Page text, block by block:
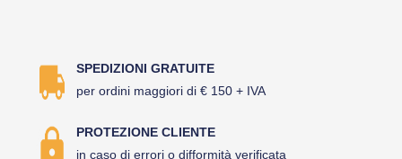
SPEDIZIONI GRATUITE
per ordini maggiori di € 150 + IVA
PROTEZIONE CLIENTE
in caso di errori o difformità verificata